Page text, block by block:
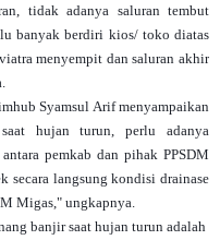
tidak adanya saluran tembut
banyak berdiri kios/ toko diatas
menyempit dan saluran akhir
Syamsul Arif menyampaikan
hujan turun, perlu adanya
antara pemkab dan pihak PPSDM
secara langsung kondisi drainase
Migas," ungkapnya.
banjir saat hujan turun adalah